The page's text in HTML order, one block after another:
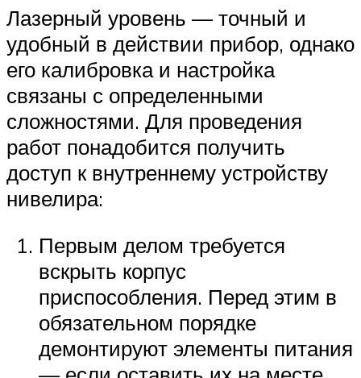
Лазерный уровень — точный и
удобный в действии прибор, однако
его калибровка и настройка
связаны с определенными
сложностями. Для проведения
работ понадобится получить
доступ к внутреннему устройству
нивелира:
Первым делом требуется
вскрыть корпус
приспособления. Перед этим в
обязательном порядке
демонтируют элементы питания